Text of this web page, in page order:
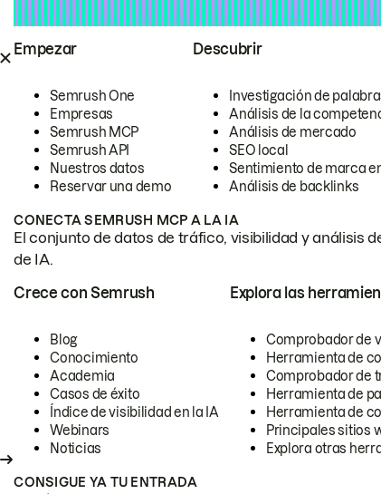
Empezar
Semrush One
Empresas
Semrush MCP
Semrush API
Nuestros datos
Reservar una demo
Descubrir
Investigación de
Análisis de la
Análisis de mercado
SEO local
Sentimiento de marca
Análisis de backlinks
CONECTA SEMRUSH MCP A LA IA
El conjunto de datos de tráfico, visibilidad y análisis
de IA.
Crece con Semrush
Blog
Conocimiento
Academia
Casos de éxito
Índice de visibilidad en la IA
Webinars
Noticias
Explora las
Comprobador de
Herramienta de
Comprobador de
Herramienta de
Herramienta de
Principales sitios
Explora otras
CONSIGUE YA TU ENTRADA